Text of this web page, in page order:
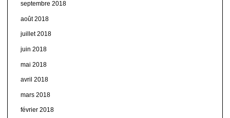
septembre 2018
août 2018
juillet 2018
juin 2018
mai 2018
avril 2018
mars 2018
février 2018